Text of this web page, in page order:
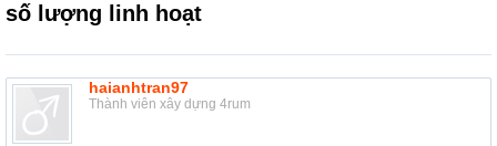
số lượng linh hoạt
haianhtran97
Thành viên xây dựng 4rum